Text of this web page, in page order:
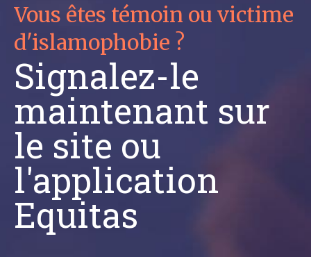
Vous êtes témoin ou victime
d'islamophobie ?
Signalez-le
maintenant sur
le site ou
l'application
Equitas